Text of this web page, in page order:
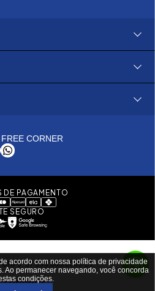
FREE CORNER
DE PAGAMENTO
SEGURO
CNPJ: 37.093.069/0006-21
acordo com nossa política de privacidade
Ao permanecer navegando, você concorda
condições.